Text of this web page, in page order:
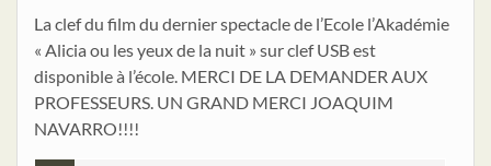
La clef du film du dernier spectacle de l’Ecole l’Akadémie
« Alicia ou les yeux de la nuit » sur clef USB est
disponible à l’école. MERCI DE LA DEMANDER AUX
PROFESSEURS. UN GRAND MERCI JOAQUIM
NAVARRO!!!!